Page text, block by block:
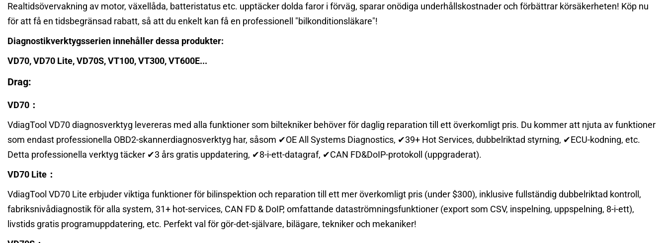
Realtidsövervakning av motor, växellåda, batteristatus etc. upptäcker dolda faror i förväg, sparar onödiga underhållskostnader och förbättrar körsäkerheten! Köp nu
för att få en tidsbegränsad rabatt, så att du enkelt kan få en professionell "bilkonditionsläkare"!
Diagnostikverktygsserien innehåller dessa produkter:
VD70, VD70 Lite, VD70S, VT100, VT300, VT600E...
Drag:
VD70 ：
VdiagTool VD70 diagnosverktyg levereras med alla funktioner som biltekniker behöver för daglig reparation till ett överkomligt pris. Du kommer att njuta av funktioner
som endast professionella OBD2-skannerdiagnosverktyg har, såsom ✔OE All Systems Diagnostics, ✔39+ Hot Services, dubbelriktad styrning, ✔ECU-kodning, etc.
Detta professionella verktyg täcker ✔3 års gratis uppdatering, ✔8-i-ett-datagraf, ✔CAN FD&DoIP-protokoll (uppgraderat).
VD70 Lite ：
VdiagTool VD70 Lite erbjuder viktiga funktioner för bilinspektion och reparation till ett mer överkomligt pris (under $300), inklusive fullständig dubbelriktad kontroll,
fabriksnivådiagnostik för alla system, 31+ hot-services, CAN FD & DoIP, omfattande dataströmningsfunktioner (export som CSV, inspelning, uppspelning, 8-i-ett),
livstids gratis programuppdatering, etc. Perfekt val för gör-det-självare, bilägare, tekniker och mekaniker!